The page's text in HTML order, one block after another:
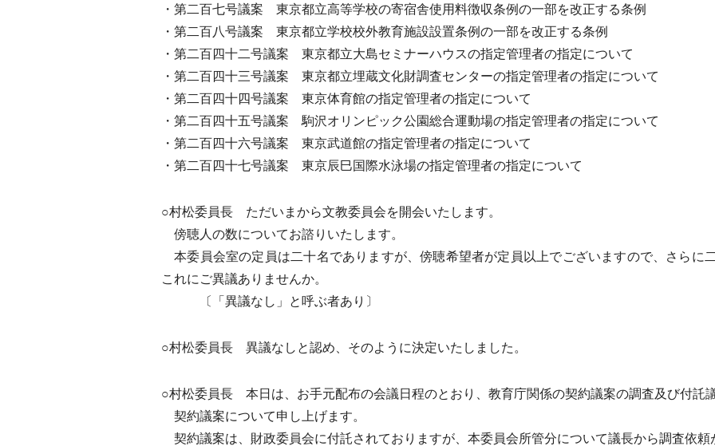
・第二百七号議案 東京都立高等学校の寄宿舎使用料徴収条例の一部を改正する条例
・第二百八号議案 東京都立学校校外教育施設設置条例の一部を改正する条例
・第二百四十二号議案 東京都立大島セミナーハウスの指定管理者の指定について
・第二百四十三号議案 東京都立埋蔵文化財調査センターの指定管理者の指定について
・第二百四十四号議案 東京体育館の指定管理者の指定について
・第二百四十五号議案 駒沢オリンピック公園総合運動場の指定管理者の指定について
・第二百四十六号議案 東京武道館の指定管理者の指定について
・第二百四十七号議案 東京辰巳国際水泳場の指定管理者の指定について
○村松委員長 ただいまから文教委員会を開会いたします。
傍聴人の数についてお諮りいたします。
本委員会室の定員は二十名でありますが、傍聴希望者が定員以上でございますので、さらに
これにご異議ありませんか。
〔「異議なし」と呼ぶ者あり〕
○村松委員長 異議なしと認め、そのように決定いたしました。
○村松委員長 本日は、お手元配布の会議日程のとおり、教育庁関係の契約議案の調査及び付託
契約議案について申し上げます。
契約議案は、財政委員会に付託されておりますが、本委員会所管分について議長から調査依頼